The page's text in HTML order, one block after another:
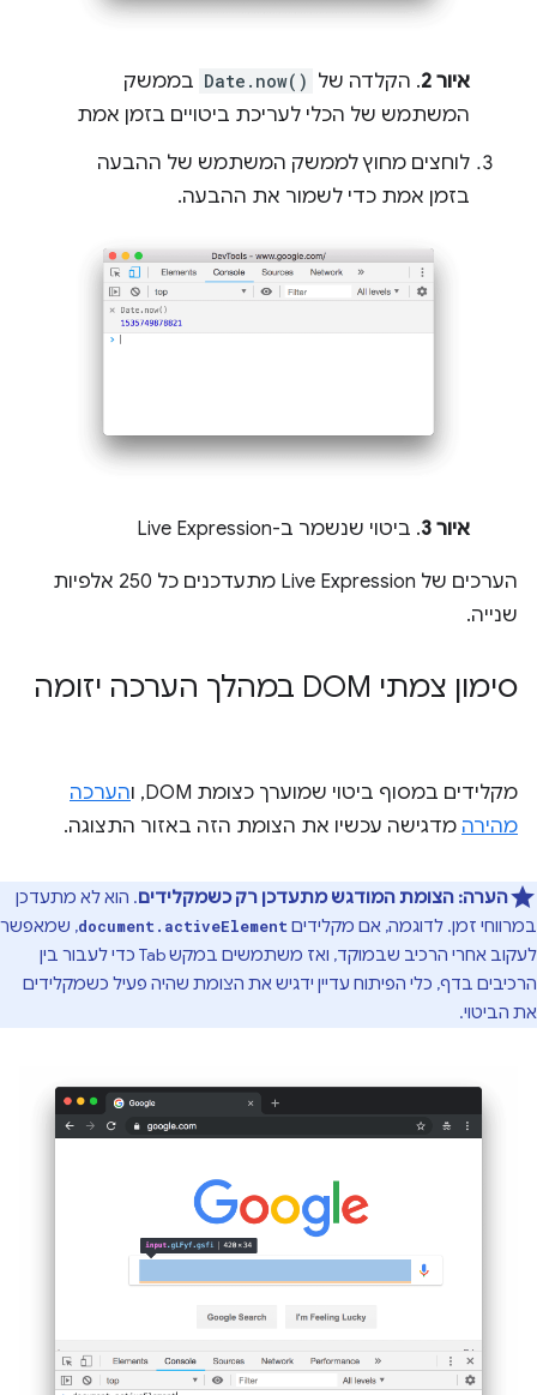
איור 2 . הקלדה של Date.now() בממשק
המשתמש של הכלי לעריכת ביטויים בזמן אמת
לוחצים מחוץ לממשק המשתמש של ההבעה
בזמן אמת כדי לשמור את ההבעה.
איור 3 . ביטוי שנשמר ב-Live Expression
הערכים של Live Expression מתעדכנים כל 250 אלפיות
שנייה.
סימון צמתי DOM במהלך הערכה יזומה
מקלידים במסוף ביטוי שמוערך כצומת DOM, ו
הערכה
מהירה מדגישה עכשיו את הצומת הזה באזור התצוגה.
הערה: הצומת המודגש מתעדכן רק כשמקלידים. הוא לא מתעדכן
במרווחי זמן. לדוגמה, אם מקלידיםdocument.activeElement, שמאפשר
לעקוב אחרי הרכיב שבמוקד, ואז משתמשים במקש Tab כדי לעבור בין
הרכיבים בדף, כלי הפיתוח עדיין ידגיש את הצומת שהיה פעיל כשמקלידים
את הביטוי.